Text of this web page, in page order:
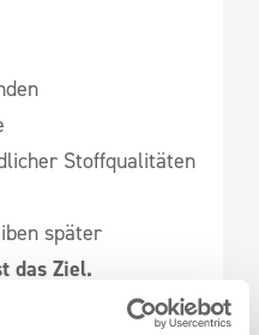
Stoffqualitäten
später
das Ziel.